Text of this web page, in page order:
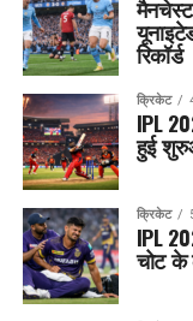
रिकॉर्ड
क्रिकेट
IPL
हुई
क्रिकेट
IPL
चोट के